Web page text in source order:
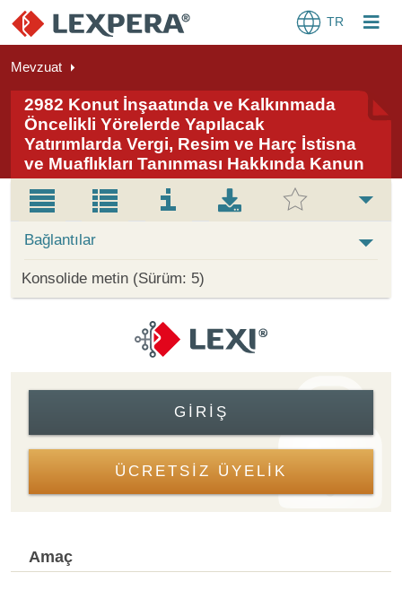
TR
Mevzuat
2982 Konut İnşaatında ve Kalkınmada
Öncelikli Yörelerde Yapılacak
Yatırımlarda Vergi, Resim ve Harç İstisna
ve Muaflıkları Tanınması Hakkında Kanun
Bağlantılar
Konsolide metin (Sürüm: 5)
GIRIŞ
ÜCRETSİZ ÜYELİK
Amaç